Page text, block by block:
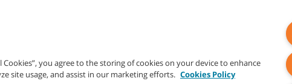
Cookies”, you agree to the storing of cookies on your device to enhance
site usage, and assist in our marketing efforts. Cookies Policy